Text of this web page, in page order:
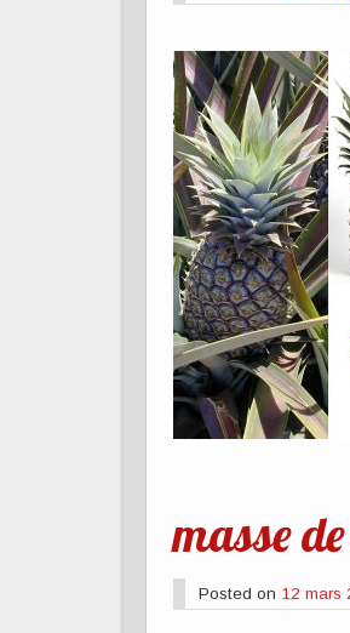
masse
Posted on 12 mars